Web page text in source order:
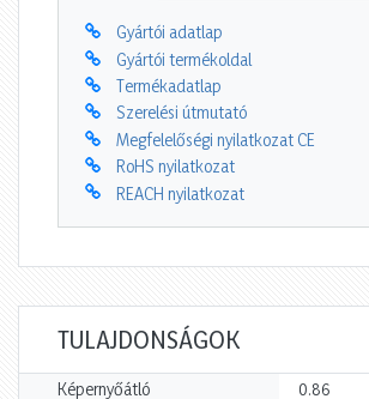
Gyártói adatlap
Gyártói termékoldal
Termékadatlap
Szerelési útmutató
Megfelelőségi nyilatkozat CE
RoHS nyilatkozat
REACH nyilatkozat
TULAJDONSÁGOK
Képernyőátló 0.86